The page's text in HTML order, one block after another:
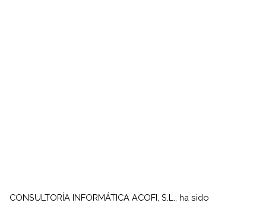
CONSULTORÍA INFORMÁTICA ACOFI, S.L., ha sido